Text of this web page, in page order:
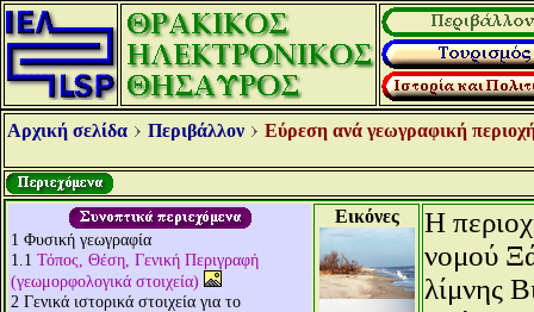
Αρχική σελίδα Περιβάλλον Εύρεση ανά γεωγραφική
1 Φυσική γεωγραφία
1.1 Τόπος, Θέση, Γενική Περιγραφή
(γεωμορφολογικά στοιχεία)
2 Γενικά ιστορικά στοιχεία για το
Εικόνες
Η
νομού
λίμνης